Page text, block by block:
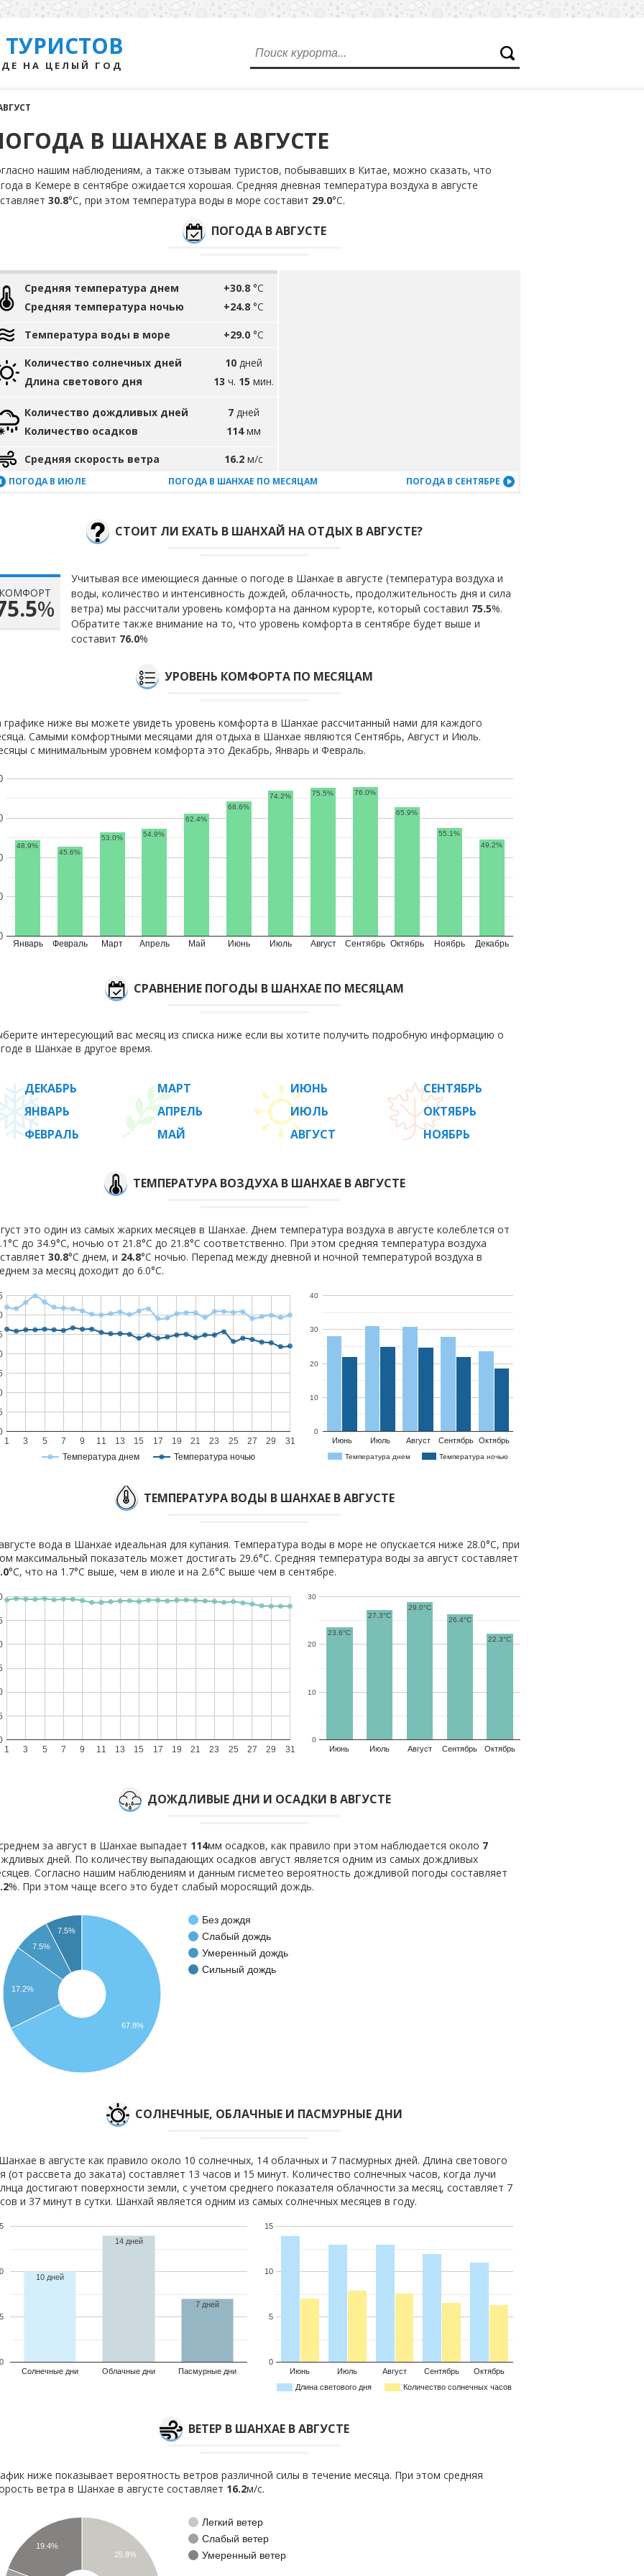
НА ЦЕЛЫЙ ГОД
В ШАНХАЕ В АВГУСТЕ
нашим наблюдениям, а также отзывам туристов, побывавших в Китае, можно сказать, что
в Кемере в сентябре ожидается хорошая. Средняя дневная температура воздуха в августе
30.8°С, при этом температура воды в море составит 29.0°С.
ПОГОДА В АВГУСТЕ
Средняя температура днем
Средняя температура ночью
+30.8 °C
+24.8 °C
Температура воды в море +29.0 °C
Количество солнечных дней
Длина светового дня
10 дней
13 ч. 15 мин.
Количество дождливых дней
Количество осадков
7 дней
114мм
Средняя скорость ветра 16.2 м/с
ПОГОДА В ИЮЛЕ ПОГОДА В ШАНХАЕ ПО МЕСЯЦАМ ПОГОДА В СЕНТЯБРЕ
СТОИТ ЛИ ЕХАТЬ В ШАНХАЙ НА ОТДЫХ В АВГУСТЕ?
КОМФОРТ
%
Учитывая все имеющиеся данные о погоде в Шанхае в августе (температура воздуха и
воды, количество и интенсивность дождей, облачность, продолжительность дня и сила
ветра) мы рассчитали уровень комфорта на данном курорте, который составил 75.5%.
Обратите также внимание на то, что уровень комфорта в сентябре будет выше и
составит 76.0%
УРОВЕНЬ КОМФОРТА ПО МЕСЯЦАМ
графике ниже вы можете увидеть уровень комфорта в Шанхае рассчитанный нами для каждого
Самыми комфортными месяцами для отдыха в Шанхае являются Сентябрь, Август и Июль.
с минимальным уровнем комфорта это Декабрь, Январь и Февраль.
Январь Февраль Март Апрель Май Июнь Июль Август Сентябрь Октябрь Ноябрь Декабрь
48.9%
45.6%
53.0% 54.9%
62.4%
68.6%
74.2% 75.5% 76.0%
65.9%
55.1%
49.2%
СРАВНЕНИЕ ПОГОДЫ В ШАНХАЕ ПО МЕСЯЦАМ
интересующий вас месяц из списка ниже если вы хотите получить подробную информацию о
в Шанхае в другое время.
ДЕКАБРЬ
ЯНВАРЬ
ФЕВРАЛЬ
МАРТ
АПРЕЛЬ
МАЙ
ИЮНЬ
ИЮЛЬ
АВГУСТ
СЕНТЯБРЬ
ОКТЯБРЬ
НОЯБРЬ
ТЕМПЕРАТУРА ВОЗДУХА В ШАНХАЕ В АВГУСТЕ
это один из самых жарких месяцев в Шанхае. Днем температура воздуха в августе колеблется от
до 34.9°C, ночью от 21.8°C до 21.8°C соответственно. При этом средняя температура воздуха
30.8°C днем, и 24.8°C ночью. Перепад между дневной и ночной температурой воздуха в
за месяц доходит до 6.0°С.
Температура днем Температура ночью
1 3 5 7 9 11 13 15 17 19 21 23 25 27 29 31
Температура днем Температура ночью
Июнь Июль Август Сентябрь Октябрь
0
10
20
30
40
ТЕМПЕРАТУРА ВОДЫ В ШАНХАЕ В АВГУСТЕ
вода в Шанхае идеальная для купания. Температура воды в море не опускается ниже 28.0°C, при
максимальный показатель может достигать 29.6°C. Средняя температура воды за август составляет
°C, что на 1.7°C выше, чем в июле и на 2.6°C выше чем в сентябре.
1 3 5 7 9 11 13 15 17 19 21 23 25 27 29 31 Июнь Июль Август Сентябрь Октябрь
0
10
20
30
23.6°C
27.3°C
29.0°C
26.4°C
22.3°C
ДОЖДЛИВЫЕ ДНИ И ОСАДКИ В АВГУСТЕ
за август в Шанхае выпадает 114мм осадков, как правило при этом наблюдается около 7
дней. По количеству выпадающих осадков август является одним из самых дождливых
Согласно нашим наблюдениям и данным гисметео вероятность дождливой погоды составляет
%. При этом чаще всего это будет слабый моросящий дождь.
Без дождя
Слабый дождь
Умеренный дождь
Сильный дождь
7.5%
7.5%
17.2%
67.8%
CОЛНЕЧНЫЕ, ОБЛАЧНЫЕ И ПАСМУРНЫЕ ДНИ
в августе как правило около 10 солнечных, 14 облачных и 7 пасмурных дней. Длина светового
(от рассвета до заката) составляет 13 часов и 15 минут. Количество солнечных часов, когда лучи
достигают поверхности земли, с учетом среднего показателя облачности за месяц, составляет 7
и 37 минут в сутки. Шанхай является одним из самых солнечных месяцев в году.
Солнечные дни Облачные дни Пасмурные дни
0
5
10 дней
14 дней
7 дней
Длина светового дня Количество солнечных часов
Июнь Июль Август Сентябрь Октябрь
0
5
10
15
ВЕТЕР В ШАНХАЕ В АВГУСТЕ
ниже показывает вероятность ветров различной силы в течение месяца. При этом средняя
ветра в Шанхае в августе составляет 16.2м/с.
Легкий ветер
Слабый ветер
Умеренный ветер
25.8%
19.4%